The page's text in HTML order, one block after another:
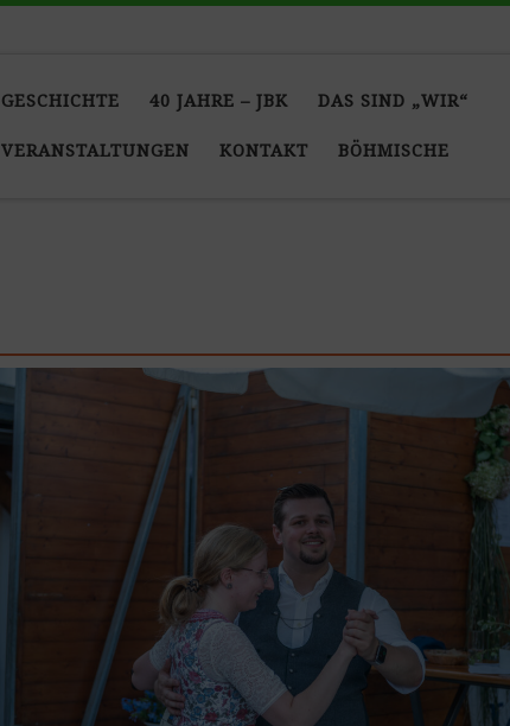
GESCHICHTE 40 JAHRE – JBK DAS SIND „WIR“
VERANSTALTUNGEN KONTAKT BÖHMISCHE